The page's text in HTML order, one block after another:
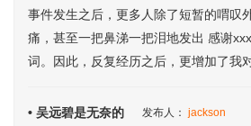
事件发生之后，更多人除了短暂的喟叹
痛，甚至一把鼻涕一把泪地发出 感谢
词。因此，反复经历之后，更增加了我
• 吴远碧是无奈的 发布人： jackson